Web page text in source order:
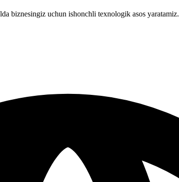
biznesingiz uchun ishonchli texnologik asos yaratamiz.